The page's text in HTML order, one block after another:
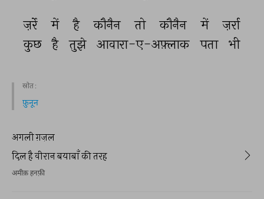
ज़र्रे में है कौनैन तो कौनैन में
ज़र्रा
कुछ
है तुझे आवारा-ए-अफ़्लाक पता भी
स्रोत :
फ़ुनून
अगली ग़ज़ल
दिल है वीरान बयाबाँ की तरह
अमीक़ हनफ़ी